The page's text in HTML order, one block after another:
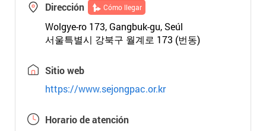
Dirección Cómo llegar
Wolgye-ro 173, Gangbuk-gu, Seúl
서울특별시 강북구 월계로 173 (번동)
Sitio web
https://www.sejongpac.or.kr
Horario de atención